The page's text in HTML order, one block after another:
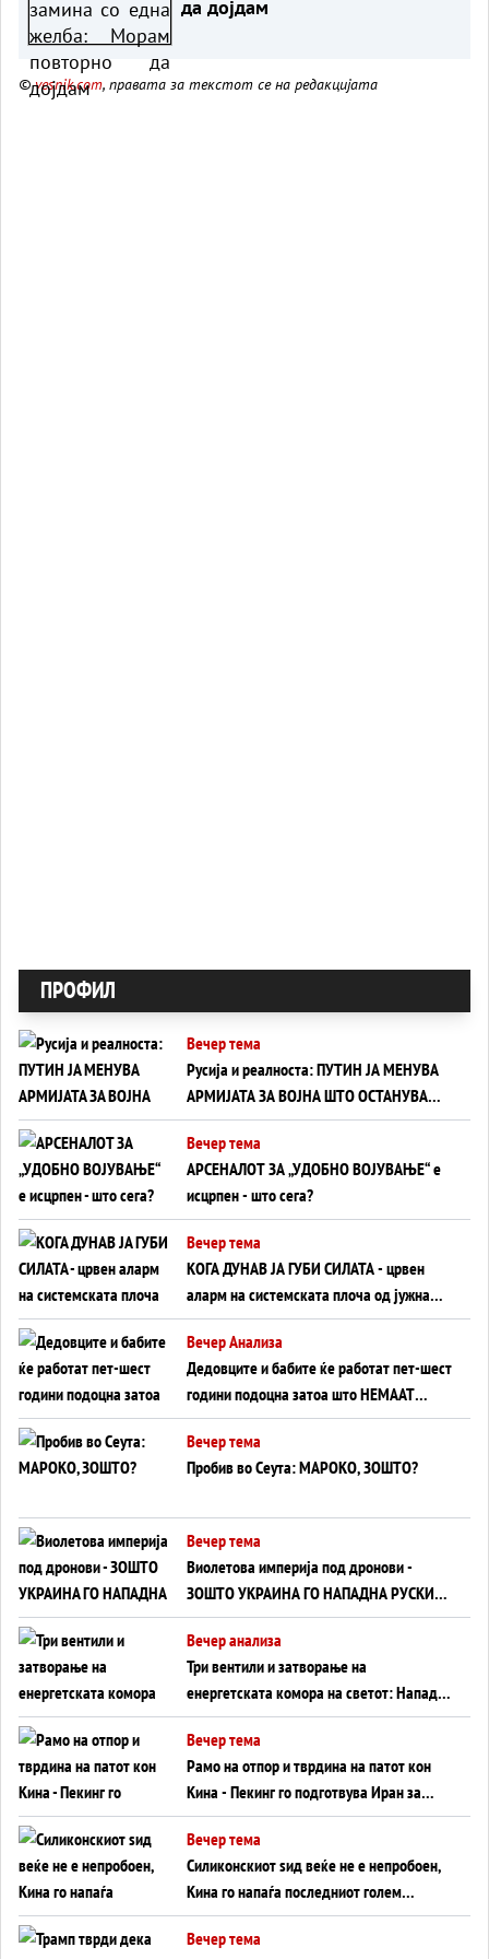
да дојдам
©vesnik.com, правата за текстот се на редакцијата
ПРОФИЛ
Вечер тема
Русија и реалноста: ПУТИН ЈА МЕНУВА
АРМИЈАТА ЗА ВОЈНА ШТО ОСТАНУВА
БЕЗ ФРОНТ
Вечер тема
АРСЕНАЛОТ ЗА „УДОБНО ВОЈУВАЊЕ“ е
исцрпен - што сега?
Вечер тема
КОГА ДУНАВ ЈА ГУБИ СИЛАТА - црвен
аларм на системската плоча од јужна
Германија до Црното Море...
Вечер Анализа
Дедовците и бабите ќе работат пет-шест
години подоцна затоа што НЕМААТ
ВНУЦИ ДА ГИ ЗАМЕНАТ
Вечер тема
Пробив во Сеута: МАРОКО, ЗОШТО?
Вечер тема
Виолетова империја под дронови -
ЗОШТО УКРАИНА ГО НАПАДНА РУСКИОТ
WILDBERRIES
Вечер анализа
Три вентили и затворање на
енергетската комора на светот: Нападот
во Суец најавува глобален енергетски
инфаркт?
Вечер тема
Рамо на отпор и тврдина на патот кон
Кина - Пекинг го подготвува Иран за
американска копнена инвазија
Вечер тема
Силиконскиот ѕид веќе не е непробоен,
Кина го напаѓа последниот голем
монопол на Западот?
Вечер тема